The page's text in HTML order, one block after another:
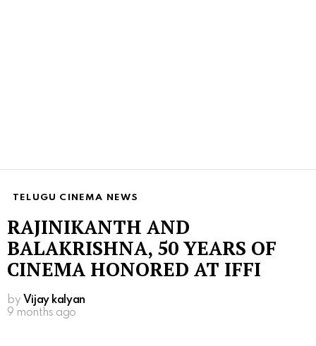
TELUGU CINEMA NEWS
RAJINIKANTH AND
BALAKRISHNA, 50 YEARS OF
CINEMA HONORED AT IFFI
by Vijay kalyan
9 months ago